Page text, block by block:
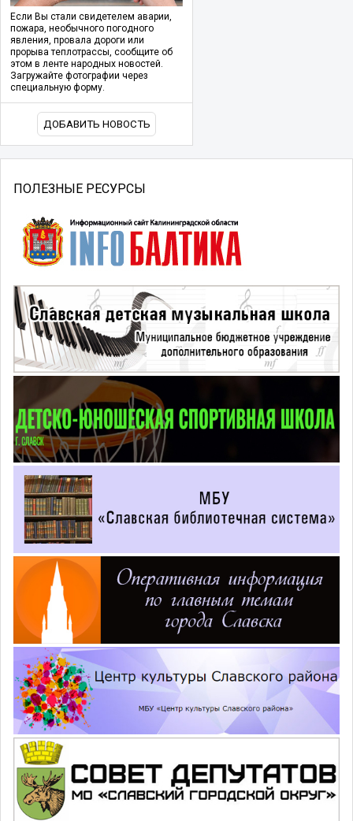
Если Вы стали свидетелем аварии,
пожара, необычного погодного
явления, провала дороги или
прорыва теплотрассы, сообщите об
этом в ленте народных новостей.
Загружайте фотографии через
специальную форму.
ДОБАВИТЬ НОВОСТЬ
ПОЛЕЗНЫЕ РЕСУРСЫ